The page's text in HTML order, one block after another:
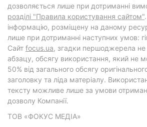
дозволяється лише при дотриманні
розділі "Правила користування сайтом"
інформацію, розміщену на даному
лише при дотриманні наступних умов:
Cайт focus.ua, згадки першоджерела
абзацу, обсягу використання, який не
50% від загального обсягу
заголовку та ліда матеріалу.
тексту можливе лише за умови
дозволу Компанії.
ТОВ «ФОКУС МЕДІА»